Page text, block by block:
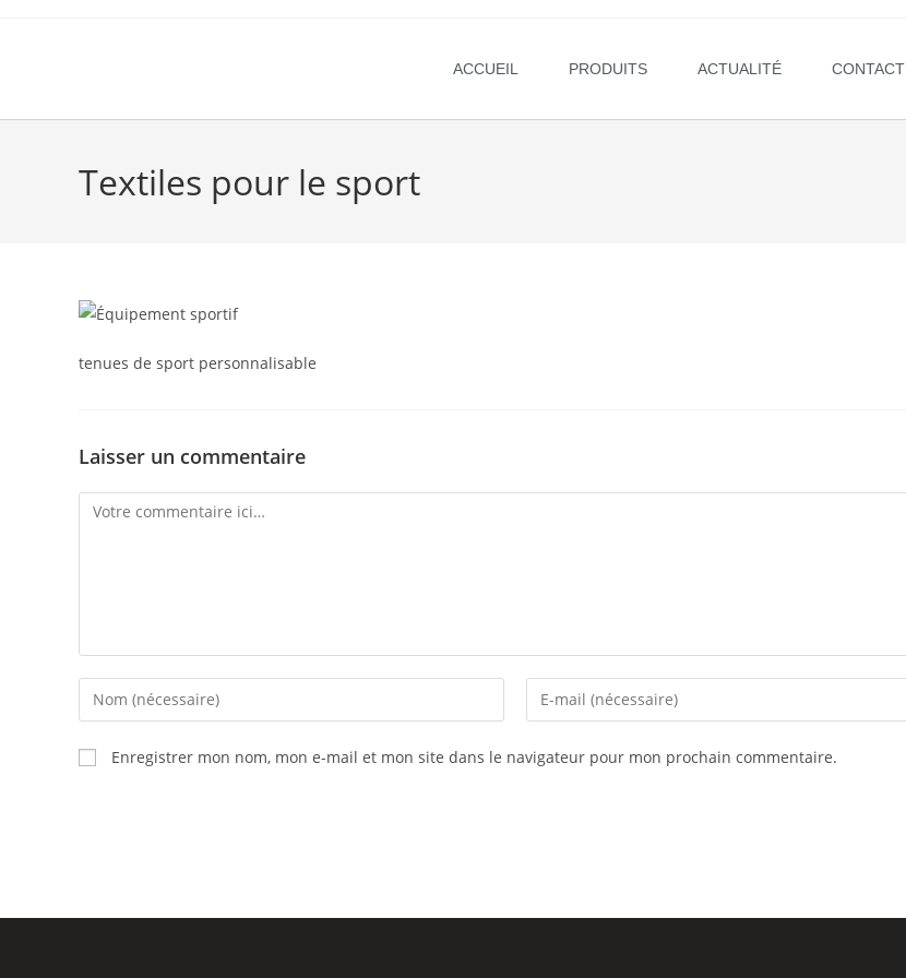
ACCUEIL PRODUITS ACTUALITÉ CONTACT
Textiles pour le sport
tenues de sport personnalisable
Laisser un commentaire
Enregistrer mon nom, mon e-mail et mon site dans le navigateur pour mon prochain commentaire.